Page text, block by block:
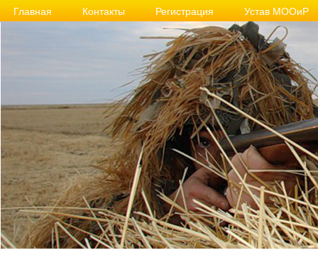
Главная Контакты Регистрация Устав МООиР